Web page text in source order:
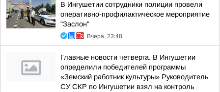
В Ингушетии сотрудники полиции провели
оперативно-профилактическое мероприятие
"Заслон"
Вчера, 23:48
Главные новости четверга. В Ингушетии
определили победителей программы
«Земский работник культуры» Руководитель
СУ СКР по Ингушетии взял на контроль